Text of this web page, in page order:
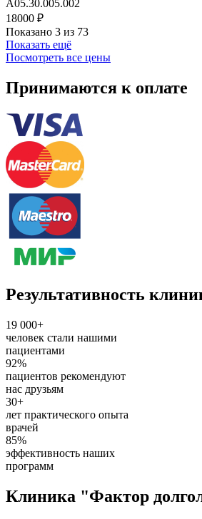
А05.30.005.002
18000 ₽
Показано 3 из 73
Показать ещё
Посмотреть все цены
Принимаются к оплате
Результативность
19 000+
человек стали нашими
пациентами
92%
пациентов рекомендуют
нас друзьям
30+
лет практического опыта
врачей
85%
эффективность наших
программ
Клиника "Фактор